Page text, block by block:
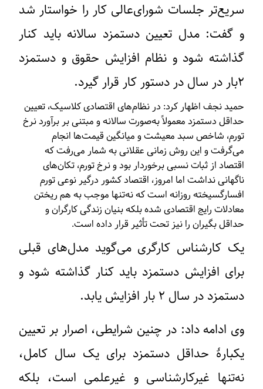
سریع‌تر جلسات شورای‌عالی کار را خواستار شد
و گفت: مدل تعیین دستمزد سالانه باید کنار
گذاشته شود و نظام افزایش حقوق و دستمزد
۲بار در سال در دستور کار قرار گیرد.
حمید نجف اظهار کرد: در نظام‌های اقتصادی کلاسیک، تعیین
حداقل دستمزد معمولاً به‌صورت سالانه و مبتنی بر برآورد نرخ
تورم، شاخص سبد معیشت و میانگین قیمت‌ها انجام
می‌گرفت و این روش زمانی عقلانی به شمار می‌رفت که
اقتصاد از ثبات نسبی برخوردار بود و نرخ تورم، تکان‌های
ناگهانی نداشت اما امروز، اقتصاد کشور درگیر نوعی تورم
افسارگسیخته‌ روزانه است که نه‌تنها موجب به هم ریختن
معادلات رایج اقتصادی شده بلکه بنیان زندگی کارگران و
حداقل بگیران را نیز تحت تأثیر قرار داده است.
یک کارشناس کارگری می‌گوید مدل‌های قبلی
برای افزایش دستمزد باید کنار گذاشته شود و
دستمزد در سال ۲ بار افزایش یابد.
وی ادامه داد: در چنین شرایطی، اصرار بر تعیین
یکبارۀ حداقل دستمزد برای یک سال کامل،
نه‌تنها غیرکارشناسی و غیرعلمی است، بلکه